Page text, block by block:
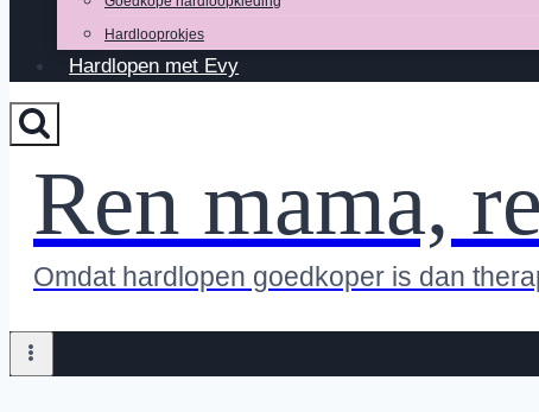
Hardlooprokjes
Hardlopen met Evy
Ren mama,
Omdat hardlopen goedkoper is dan